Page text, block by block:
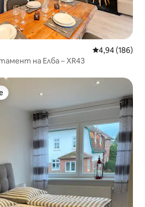
Средна
4,94 (186)
на Елба – XR43